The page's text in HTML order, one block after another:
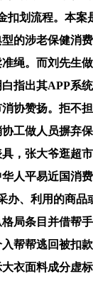
扣划流程。本案
的涉老保健消
绳。而刘先生
指出其APP系
协赞扬。拒不
工做人员摒弃
，张大爷逛超
人平易近国消
办、利用的商品
局条目并借帮手
帮帮逃回被扣
衣面料成分虚